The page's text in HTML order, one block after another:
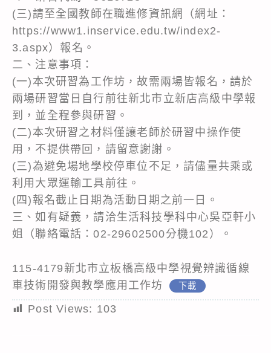
(三)請至全國教師在職進修資訊網（網址：
https://www1.inservice.edu.tw/index2-
3.aspx）報名。
二、注意事項：
(一)本次研習為工作坊，故需兩場皆報名，請於
兩場研習當日自行前往新北市立新店高級中學報
到，並全程參與研習。
(二)本次研習之材料僅讓老師於研習中操作使
用，不提供帶回，請留意謝謝。
(三)為避免場地學校停車位不足，請儘量共乘或
利用大眾運輸工具前往。
(四)報名截止日期為活動日期之前一日。
三、如有疑義，請洽生活科技學科中心吳亞軒小
姐（聯絡電話：02-29602500分機102）。
115-4179新北市立板橋高級中學視覺辨識循線
車技術開發與教學應用工作坊
下載
Post Views: 103